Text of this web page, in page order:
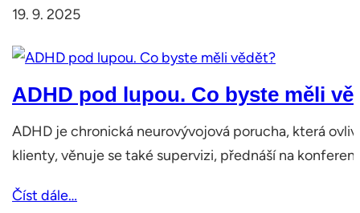
19. 9. 2025
ADHD pod lupou. Co byste měli
ADHD je chronická neurovývojová porucha, která
klienty, věnuje se také supervizi, přednáší na
Číst dále…